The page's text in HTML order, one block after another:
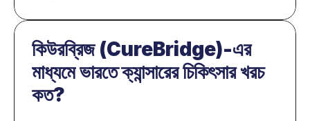
কিউরব্রিজ (CureBridge)-এর
মাধ্যমে ভারতে ক্যান্সারের চিকিৎসার খরচ
কত?